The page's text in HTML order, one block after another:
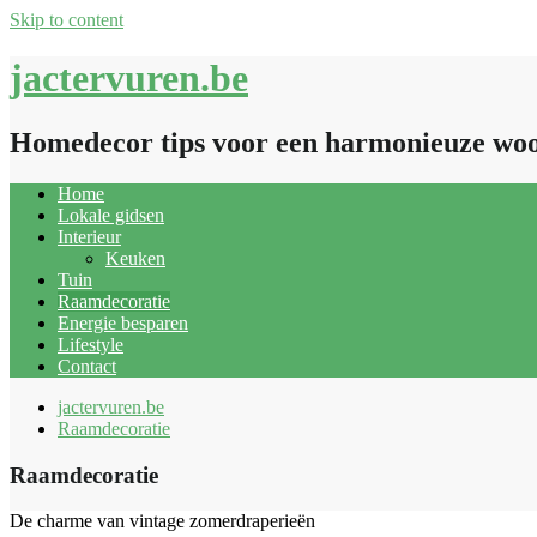
Skip to content
jactervuren.be
Homedecor tips voor een harmonieuze
Home
Lokale gidsen
Interieur
Keuken
Tuin
Raamdecoratie
Energie besparen
Lifestyle
Contact
jactervuren.be
Raamdecoratie
Raamdecoratie
De charme van vintage zomerdraperieën